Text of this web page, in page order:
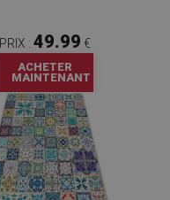
PRIX : 49.99 €
ACHETER
MAINTENANT